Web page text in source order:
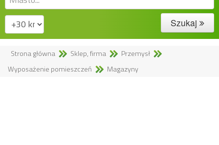
Szukaj
Strona główna Sklep, firma
Przemysł
Wyposażenie pomieszczeń
Magazyny